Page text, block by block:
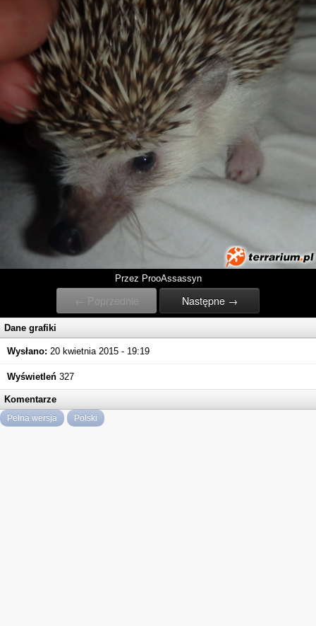
Przez ProoAssassyn
← Poprzednie Następne →
Dane grafiki
Wysłano: 20 kwietnia 2015 - 19:19
Wyświetleń 327
Komentarze
Pełna wersja Polski